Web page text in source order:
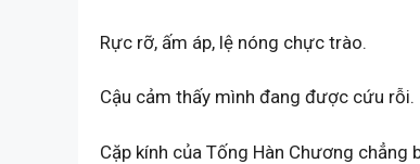
Rực rỡ, ấm áp, lệ nóng chực trào.
Cậu cảm thấy mình đang được cứu rỗi.
Cặp kính của Tống Hàn Chương